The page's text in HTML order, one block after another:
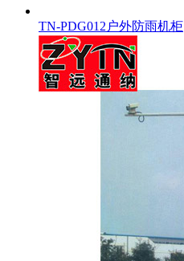
TN-PDG012户外防雨机柜